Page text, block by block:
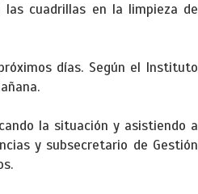
las cuadrillas en la limpieza de
días. Según el Instituto
la situación y asistiendo a
y subsecretario de Gestión